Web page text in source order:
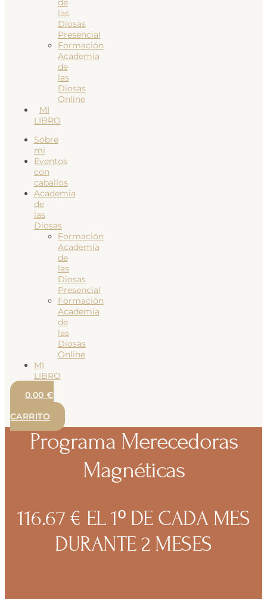
de
las
Diosas
Presencial
Formación
Academia
de
las
Diosas
Online
MI
LIBRO
Sobre
mi
Eventos
con
caballos
Academia
de
las
Diosas
Formación
Academia
de
las
Diosas
Presencial
Formación
Academia
de
las
Diosas
Online
MI
LIBRO
0.00€
CARRITO
Programa Merecedoras
Magnéticas
116.67 € EL 1º DE CADA MES
DURANTE 2 MESES